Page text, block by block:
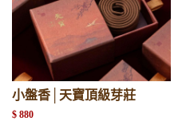
小盤香│天寶頂級芽莊
$ 880